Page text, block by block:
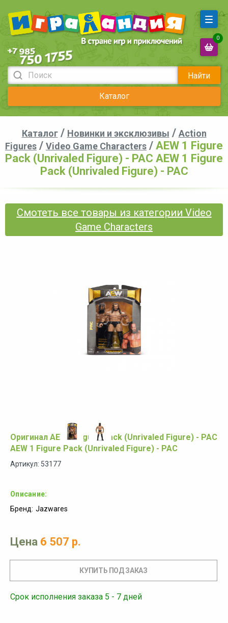
Найти
Каталог
0
Каталог/ Новинки и эксклюзивы / Action
Figures / Video Game Characters / AEW 1 Figure
Pack (Unrivaled Figure) - PAC AEW 1 Figure
Pack (Unrivaled Figure) - PAC
Смотеть все товары из категории Video
Game Characters
Оригинал AEW 1 Figure Pack (Unrivaled Figure) - PAC
AEW 1 Figure Pack (Unrivaled Figure) - PAC
Артикул: 53177
Описание:
Бренд: Jazwares
Цена 6 507 р.
Срок исполнения заказа 5 - 7 дней